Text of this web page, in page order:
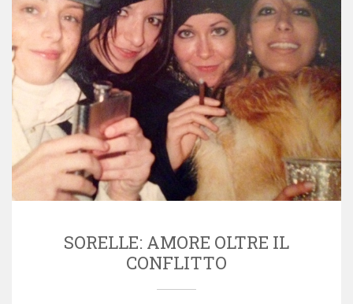
SORELLE: AMORE OLTRE IL
CONFLITTO